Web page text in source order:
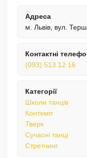
Адреса
м. Львів, вул.
Контактні
(093) 513 12 16
Категорії
Школи танців
Контемп
Тверк
Сучасні танці
Стретчинг